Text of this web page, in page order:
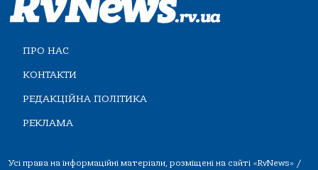
ПРО НАС
КОНТАКТИ
РЕДАКЦІЙНА ПОЛІТИКА
РЕКЛАМА
Усі права на інформаційні матеріали, розміщені на сайті «RvNews» /